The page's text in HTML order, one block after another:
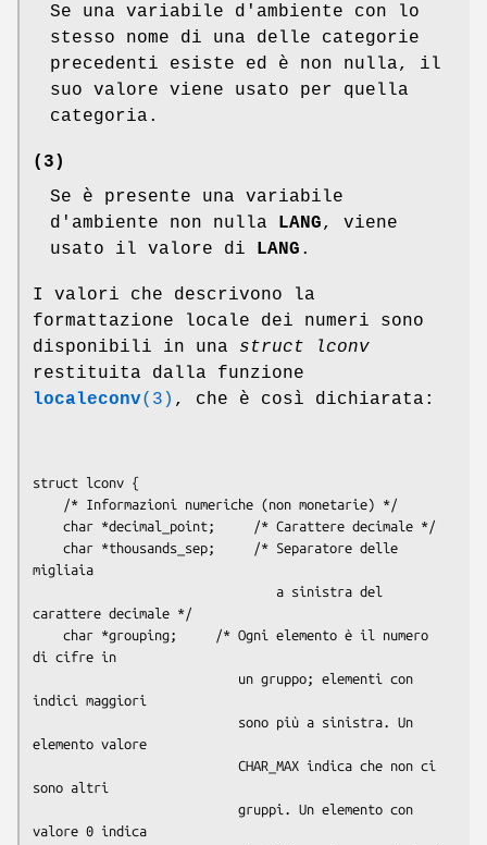
Se una variabile d'ambiente con lo
stesso nome di una delle categorie
precedenti esiste ed è non nulla, il
suo valore viene usato per quella
categoria.
(3)
Se è presente una variabile
d'ambiente non nulla
LANG, viene
usato il valore di
LANG .
I valori che descrivono la
formattazione locale dei numeri sono
disponibili in una struct lconv
restituita dalla funzione
localeconv(3) , che è così dichiarata:
struct lconv {
migliaia
carattere decimale */
di cifre in
indici maggiori
elemento valore
sono altri
valore 0 indica